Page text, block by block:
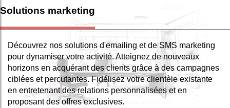
Solutions marketing
Découvrez nos solutions d'emailing et de SMS marketing
pour dynamiser votre activité. Atteignez de nouveaux
horizons en acquérant des clients grâce à des campagnes
ciblées et percutantes. Fidélisez votre clientèle existante
en entretenant des relations personnalisées et en
proposant des offres exclusives.